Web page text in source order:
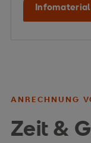
ANRECHNUNG
Zeit &